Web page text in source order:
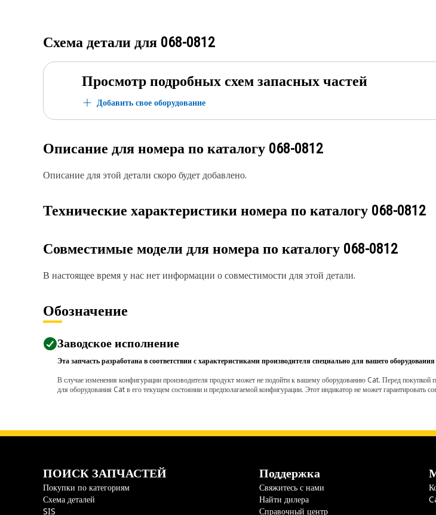
Схема детали для 068-0812
Просмотр подробных схем запасных частей
Добавить свое оборудование
Описание для номера по каталогу 068-0812
Описание для этой детали скоро будет добавлено.
Технические характеристики номера по каталогу 068-0812
Совместимые модели для номера по каталогу 068-0812
В настоящее время у нас нет информации о совместимости для этой детали.
Обозначение
Заводское исполнение
Эта запчасть разработана в соответствии с характеристиками производителя специально для вашего
В случае изменения конфигурации производителя продукт может не подойти к вашему оборудованию Cat. Перед покупкой
для оборудования Cat в его текущем состоянии и предполагаемой конфигурации. Этот индикатор не может гарантировать
ПОИСК ЗАПЧАСТЕЙ
Покупки по категориям
Схема деталей
SIS
Поддержка
Свяжитесь с нами
Найти дилера
Справочный центр